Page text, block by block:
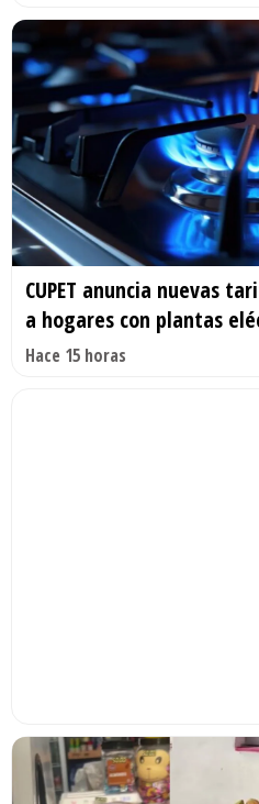
CUPET anuncia nuevas
a hogares con plantas
Hace 15 horas